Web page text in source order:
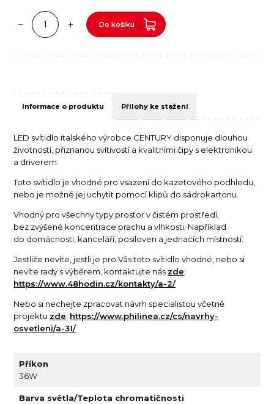
Do košíku
Informace o produktu Přílohy ke stažení
LED svítidlo italského výrobce CENTURY disponuje dlouhou
životností, přiznanou svítivostí a kvalitními čipy s elektronikou
a driverem.
Toto svítidlo je vhodné pro vsazení do kazetového podhledu,
nebo je možné jej uchytit pomocí klipů do sádrokartonu.
Vhodný pro všechny typy prostor v čistém prostředí,
bez zvýšené koncentrace prachu a vlhkosti. Například
do domácnosti, kanceláří, posiloven a jednacích místností.
Jestliže nevíte, jestli je pro Vás toto svítidlo vhodné, nebo si
nevíte rady s výběrem, kontaktujte nás zde:
https://www.48hodin.cz/kontakty/a-2/
Nebo si nechejte zpracovat návrh specialistou včetně
projektu zde: https://www.philinea.cz/cs/navrhy-
osvetleni/a-31/
Příkon
36W
Barva světla/Teplota chromatičnosti